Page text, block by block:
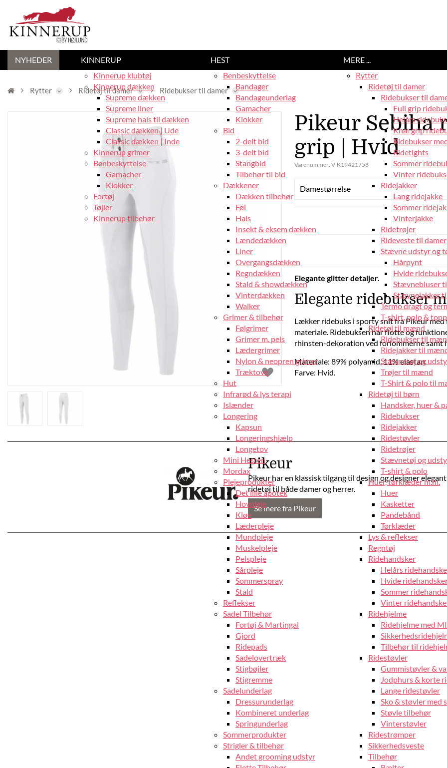
NYHEDER
KINNERUP
Kinnerup klubtøj
Kinnerup dækken
Supreme dækken
Supreme liner
Supreme hals til dækken
Classic dækken | Ude
Classic dækken | Inde
Kinnerup grimer
Benbeskyttelse
Gamacher
Klokker
Fortøj
Tøjler
Kinnerup tilbehør
HEST
Benbeskyttelse
Bandager
Bandageunderlag
Gamacher
Klokker
Bid
2-delt bid
3-delt bid
Stangbid
Tilbehør til bid
Dækkener
Dækken tilbehør
Føl
Hals
Insekt & eksem dækken
Lændedækken
Liner
Overgangsdækken
Regndækken
Stald & showdækken
Vinterdækken
Walker
Grimer & tilbehør
Følgrimer
Grimer m. pels
Lædergrimer
Nylon & neopren grimer
Træktove
Hut
Infrarød & lys terapi
Islænder
Longering
Kapsun
Longeringshjælp
Longetov
Mini Hesten
Mordax
Plejeprodukter
Det lille apotek
Hovpleje
Kløe
Læderpleje
Mundpleje
Muskelpleje
Pelspleje
Sårpleje
Sommerspray
Stald
Reflekser
Sadel Tilbehør
Fortøj & Martingal
Gjord
Ridepads
Sadelovertræk
Stigbøjler
Stigremme
Sadelunderlag
Dressurunderlag
Kombineret underlag
Springunderlag
Sommerprodukter
Strigler & tilbehør
Andet grooming udstyr
MERE ...
Rytter
Ridetøj til damer
Ridebukser til
Full grip
Helårs
Knæ grip
Ridebukser
Ridetights
Sommer
Vinter
Ridejakker
Lang ridejakke
Sommer
Vinterjakke
Ridetrøjer
Rideveste til damer
Stævne udstyr og
Hårpynt
Hvide
Stævnebluser
Stævnejakker
Termo dragt og
T-shirt, polo &
Ridetøj til mænd
Ridebukser til
Ridejakker til
Stævnetøj og
Trøjer til mænd
T-Shirt & polo til
Ridetøj til børn
Handsker, huer &
Ridebukser
Ridejakker
Ridestøvler
Ridetrøjer
Stævnetøj og
T-shirt & polo
Huer, tørklæder m.m.
Huer
Kasketter
Pandebånd
Tørklæder
Lys & reflekser
Regntøj
Ridehandsker
Helårs
Hvide
Sommer
Vinter
Ridehjelme
Ridehjelme med
Tilbehør til
Ridestøvler
Gummistøvler &
Jodphurs & korte
Lange ridestøvler
Sko & støvler med
Støvle tilbehør
Vinterstøvler
Ridestrømper
Sikkerhedsveste
Tilbehør
Rytter Ridetøj til damer Ridebukser til damer
Pikeur Sebiha
grip | Hvid
Varenummer: V-K19421758
Damestørrelse
Elegante glitter detaljer.
Elegante ridebukser
Lækker ridebuks i sporty snit fra Pikeur
materiale. Ridebuksen har flotte og
rhinsten-dekoration ved forlommerne samt
Materiale: 89% polyamid, 11% elastan.
Farve: Hvid.
Pikeur
Pikeur har en klassisk tilgang til design og designer
ridetøj til både damer og herrer.
Se mere fra Pikeur